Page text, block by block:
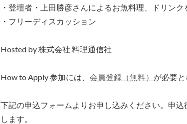
・登壇者・上田勝彦さんによるお魚料理、ドリンク
・フリーディスカッション
Hosted by 株式会社 料理通信社
How to Apply 参加には、 会員登録（無料） が必要と
下記の申込フォームよりお申し込みください。申
します。